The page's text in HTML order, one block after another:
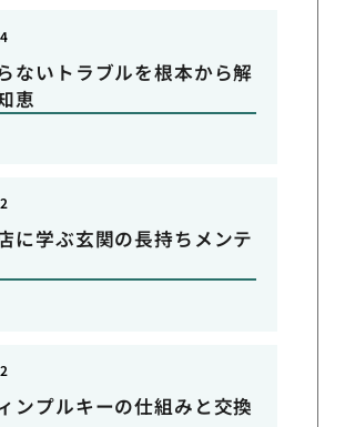
ないトラブルを根本から解
恵
に学ぶ玄関の長持ちメンテ
ンプルキーの仕組みと交換